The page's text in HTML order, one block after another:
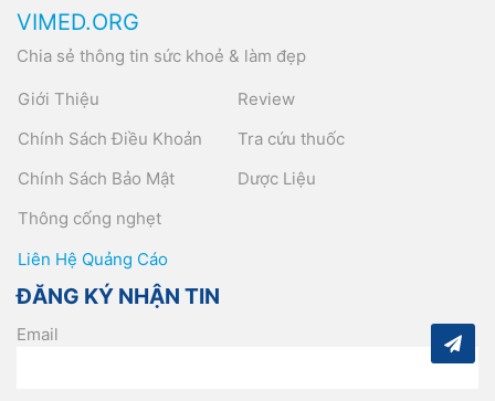
VIMED.ORG
Chia sẻ thông tin sức khoẻ & làm đẹp
Giới Thiệu
Chính Sách Điều Khoản
Chính Sách Bảo Mật
Thông cống nghẹt
Review
Tra cứu thuốc
Dược Liệu
Liên Hệ Quảng Cáo
ĐĂNG KÝ NHẬN TIN
Email